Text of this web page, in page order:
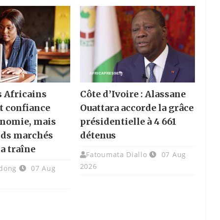
Africains
confiance
mais
marchés
traîne
07 Aug
Côte d’Ivoire : Alassane
Ouattara accorde la grâce
présidentielle à 4 661
détenus
Fatoumata Diallo
07 Aug
2026